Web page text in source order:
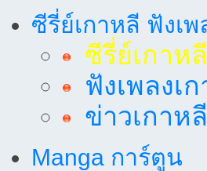
ซีรี่ย์เกาหลี ฟังเ
ซีรี่ย์เกาหลี
ฟังเพลงเ
ข่าวเกาหลี
Manga การ์ตูน